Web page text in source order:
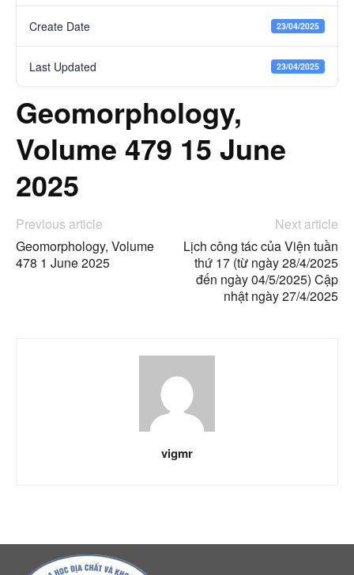
Create Date 23/04/2025
Last Updated 23/04/2025
Geomorphology,
Volume 479 15 June
2025
Previous article
Geomorphology, Volume
478 1 June 2025
Next article
Lịch công tác của Viện tuần
thứ 17 (từ ngày 28/4/2025
đến ngày 04/5/2025) Cập
nhật ngày 27/4/2025
vigmr